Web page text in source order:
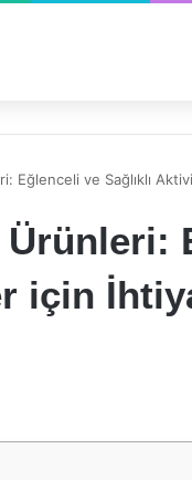
Eğlenceli ve Sağlıklı
için